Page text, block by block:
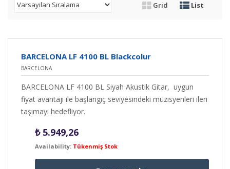
Grid List
BARCELONA LF 4100 BL Blackcolur
BARCELONA
BARCELONA LF 4100 BL Siyah Akustik Gitar, uygun
fiyat avantajı ile başlangıç seviyesindeki müzisyenleri ileri
taşımayı hedefliyor.
₺5.949,26
Availability: Tükenmiş Stok